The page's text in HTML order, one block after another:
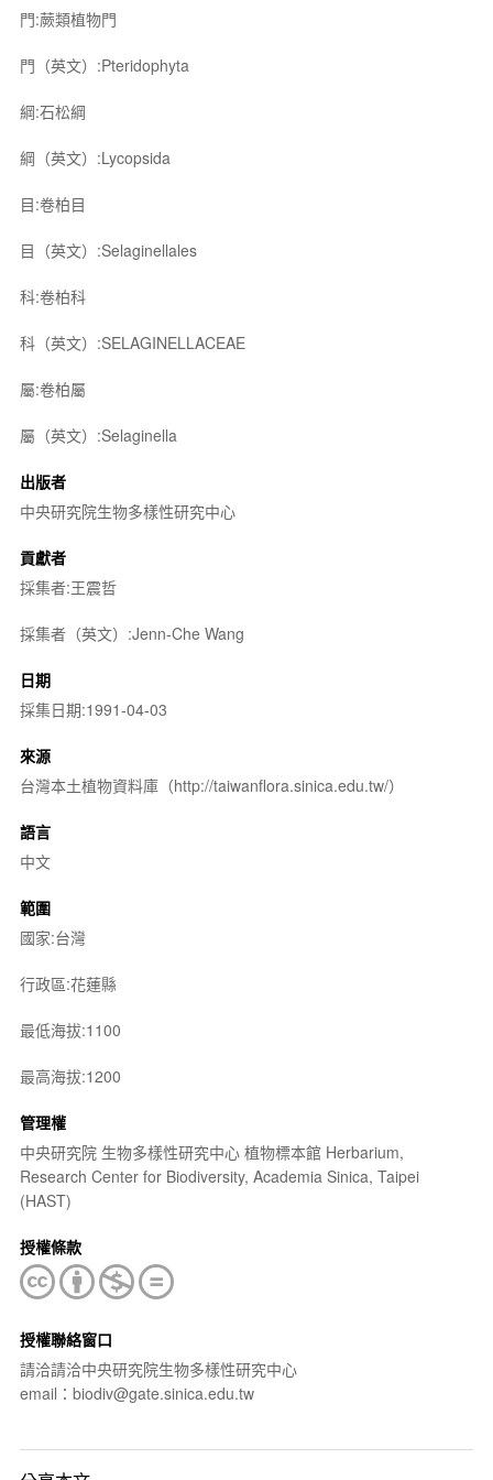
門:蕨類植物門
門（英文）:Pteridophyta
綱:石松綱
綱（英文）:Lycopsida
目:卷柏目
目（英文）:Selaginellales
科:卷柏科
科（英文）:SELAGINELLACEAE
屬:卷柏屬
屬（英文）:Selaginella
出版者
中央研究院生物多樣性研究中心
貢獻者
採集者:王震哲
採集者（英文）:Jenn-Che Wang
日期
採集日期:1991-04-03
來源
台灣本土植物資料庫（http://taiwanflora.sinica.edu.tw/）
語言
中文
範圍
國家:台灣
行政區:花蓮縣
最低海拔:1100
最高海拔:1200
管理權
中央研究院 生物多樣性研究中心 植物標本館 Herbarium,
Research Center for Biodiversity, Academia Sinica, Taipei
(HAST)
授權條款
授權聯絡窗口
請洽請洽中央研究院生物多樣性研究中心
email：biodiv@gate.sinica.edu.tw